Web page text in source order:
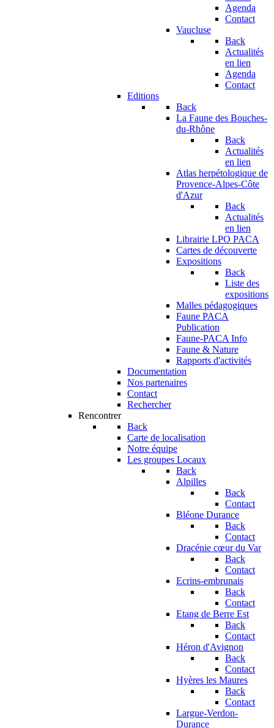
Agenda
Contact
Vaucluse
Back
Actualités
en lien
Agenda
Contact
Editions
Back
La Faune des Bouches-
du-Rhône
Back
Actualités
en lien
Atlas herpétologique de
Provence-Alpes-Côte
d'Azur
Back
Actualités
en lien
Librairie LPO PACA
Cartes de découverte
Expositions
Back
Liste des
expositions
Malles pédagogiques
Faune PACA
Publication
Faune-PACA Info
Faune & Nature
Rapports d'activités
Documentation
Nos partenaires
Contact
Rechercher
Rencontrer
Back
Carte de localisation
Notre équipe
Les groupes Locaux
Back
Alpilles
Back
Contact
Bléone Durance
Back
Contact
Dracénie cœur du Var
Back
Contact
Ecrins-embrunais
Back
Contact
Etang de Berre Est
Back
Contact
Héron d'Avignon
Back
Contact
Hyères les Maures
Back
Contact
Largue-Verdon-
Durance